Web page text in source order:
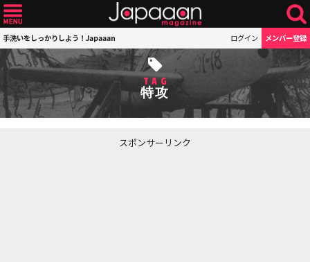
手洗いをしっかりしよう！Japaaan ログイン メンバー登録
TAG
特攻
スポンサーリンク